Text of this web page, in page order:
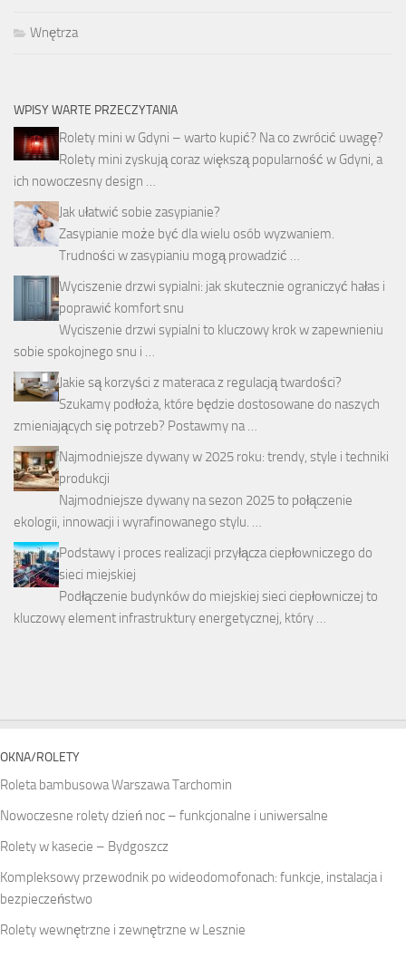
Wnętrza
WPISY WARTE PRZECZYTANIA
Rolety mini w Gdyni – warto kupić? Na co zwrócić uwagę?
Rolety mini zyskują coraz większą popularność w Gdyni, a
ich nowoczesny design …
Jak ułatwić sobie zasypianie?
Zasypianie może być dla wielu osób wyzwaniem.
Trudności w zasypianiu mogą prowadzić …
Wyciszenie drzwi sypialni: jak skutecznie ograniczyć hałas i
poprawić komfort snu
Wyciszenie drzwi sypialni to kluczowy krok w zapewnieniu
sobie spokojnego snu i …
Jakie są korzyści z materaca z regulacją twardości?
Szukamy podłoża, które będzie dostosowane do naszych
zmieniających się potrzeb? Postawmy na …
Najmodniejsze dywany w 2025 roku: trendy, style i techniki
produkcji
Najmodniejsze dywany na sezon 2025 to połączenie
ekologii, innowacji i wyrafinowanego stylu. …
Podstawy i proces realizacji przyłącza ciepłowniczego do
sieci miejskiej
Podłączenie budynków do miejskiej sieci ciepłowniczej to
kluczowy element infrastruktury energetycznej, który …
OKNA/ROLETY
Roleta bambusowa Warszawa Tarchomin
Nowoczesne rolety dzień noc – funkcjonalne i uniwersalne
Rolety w kasecie – Bydgoszcz
Kompleksowy przewodnik po wideodomofonach: funkcje, instalacja i
bezpieczeństwo
Rolety wewnętrzne i zewnętrzne w Lesznie